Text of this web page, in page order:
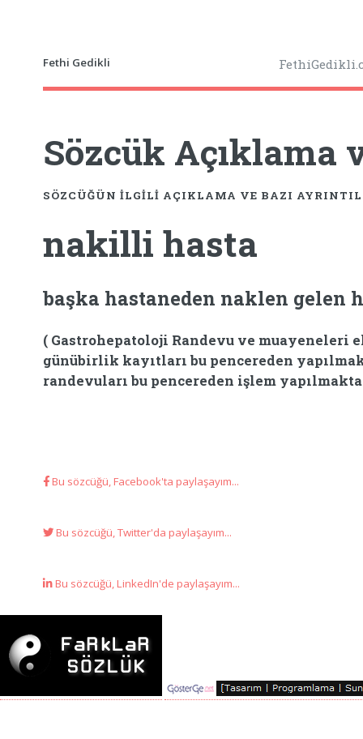
Fethi Gedikli
Sözcük Açıklama
SÖZCÜĞÜN ILGILI AÇIKLAMA VE BAZI
nakilli hasta
başka hastaneden naklen gelen
( Gastrohepatoloji Randevu ve muayeneleri
günübirlik kayıtları bu pencereden
randevuları bu pencereden işlem
Bu sözcüğü, Facebook'ta paylaşayım...
Bu sözcüğü, Twitter'da paylaşayım...
Bu sözcüğü, LinkedIn'de paylaşayım...